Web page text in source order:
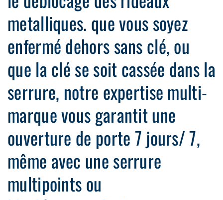
metalliques. que vous soyez
enfermé dehors sans clé, ou
que la clé se soit cassée dans la
serrure, notre expertise multi-
marque vous garantit une
ouverture de porte 7 jours/ 7,
même avec une serrure
multipoints ou